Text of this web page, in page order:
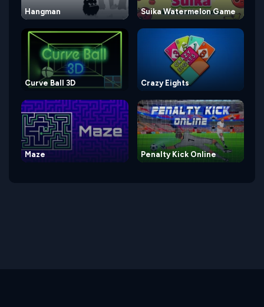
Hangman Suika Watermelon Game
Curve Ball 3D Crazy Eights
Maze Penalty Kick Online